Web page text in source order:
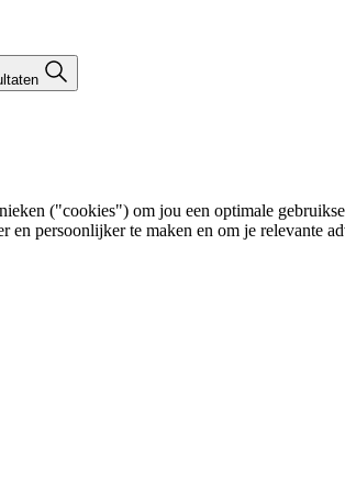
("cookies") om jou een optimale
persoonlijker te maken en om je relevante